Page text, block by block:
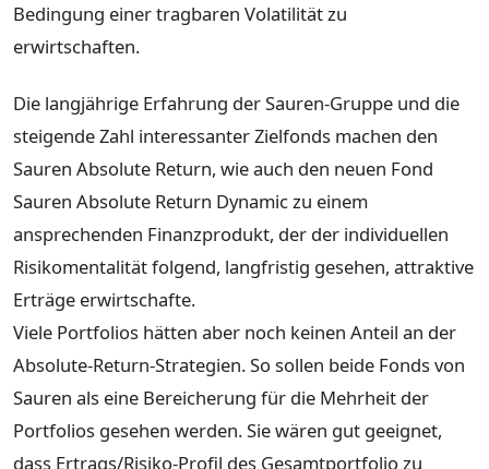
Bedingung einer tragbaren Volatilität zu
erwirtschaften.
Die langjährige Erfahrung der Sauren-Gruppe und die
steigende Zahl interessanter Zielfonds machen den
Sauren Absolute Return, wie auch den neuen Fond
Sauren Absolute Return Dynamic zu einem
ansprechenden Finanzprodukt, der der individuellen
Risikomentalität folgend, langfristig gesehen, attraktive
Erträge erwirtschafte.
Viele Portfolios hätten aber noch keinen Anteil an der
Absolute-Return-Strategien. So sollen beide Fonds von
Sauren als eine Bereicherung für die Mehrheit der
Portfolios gesehen werden. Sie wären gut geeignet,
dass Ertrags/Risiko-Profil des Gesamtportfolio zu